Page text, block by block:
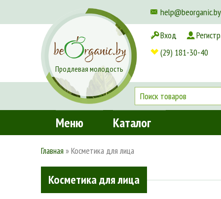
help@beorganic.by
Доставка и оплата
Продлевая молодость
Вход
(29) 181-30-40
Меню Каталог
Главная »Косметика для лица
Косметика для лица